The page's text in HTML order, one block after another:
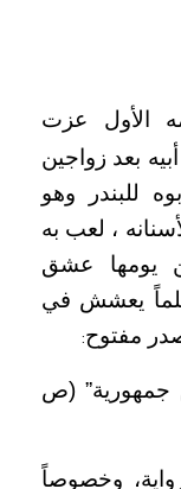
الأول عزت
بعد زواجين
للبندر وهو
، لعب به
يومها عشق
يعشش في
مفتوح:
جمهورية” (ص
وخصوصاً